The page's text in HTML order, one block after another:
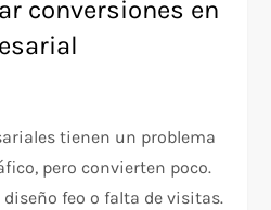
conversiones en
tienen un problema
pero convierten poco.
feo o falta de visitas.